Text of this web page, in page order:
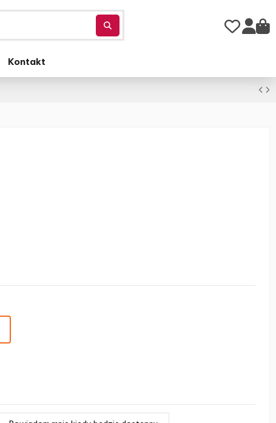
Kontakt